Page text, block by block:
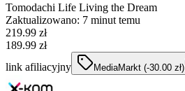
Tomodachi Life Living the Dream
Zaktualizowano: 7 minut temu
219.99 zł
189.99 zł
link afiliacyjny
MediaMarkt (-30.00 zł)